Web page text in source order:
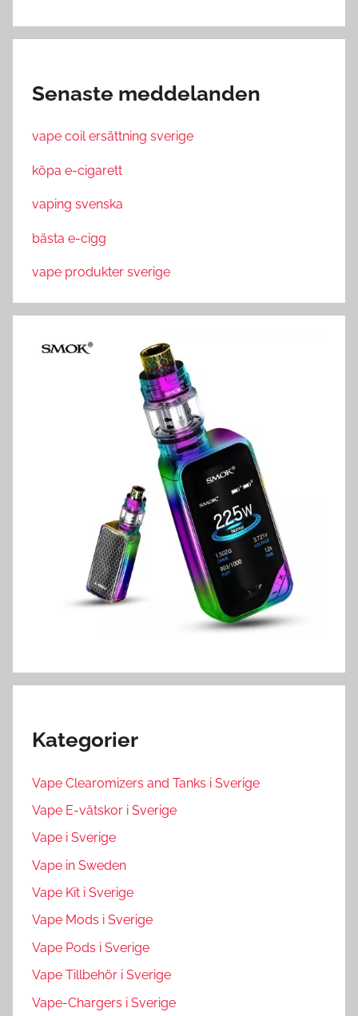
Senaste meddelanden
vape coil ersättning sverige
köpa e-cigarett
vaping svenska
bästa e-cigg
vape produkter sverige
Kategorier
Vape Clearomizers and Tanks i Sverige
Vape E-vätskor i Sverige
Vape i Sverige
Vape in Sweden
Vape Kit i Sverige
Vape Mods i Sverige
Vape Pods i Sverige
Vape Tillbehör i Sverige
Vape-Chargers i Sverige